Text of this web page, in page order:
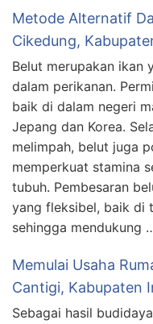
Metode Alternatif
Cikedung,
Belut merupakan ikan
dalam perikanan.
baik di dalam negeri
Jepang dan Korea.
melimpah, belut juga
memperkuat stamina
tubuh. Pembesaran
yang fleksibel, baik di
sehingga mendukung
Memulai Usaha
Cantigi, Kabupaten
Sebagai hasil